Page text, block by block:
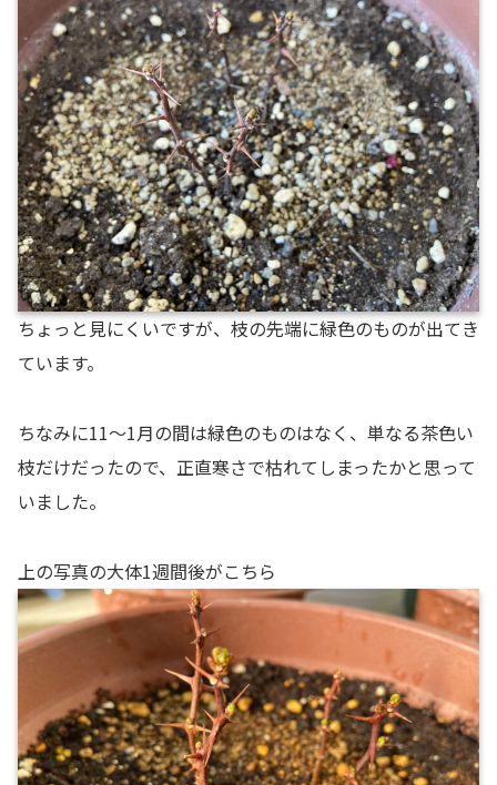
ちょっと見にくいですが、枝の先端に緑色のものが出てき
ています。
ちなみに11～1月の間は緑色のものはなく、単なる茶色い
枝だけだったので、正直寒さで枯れてしまったかと思って
いました。
上の写真の大体1週間後がこちら